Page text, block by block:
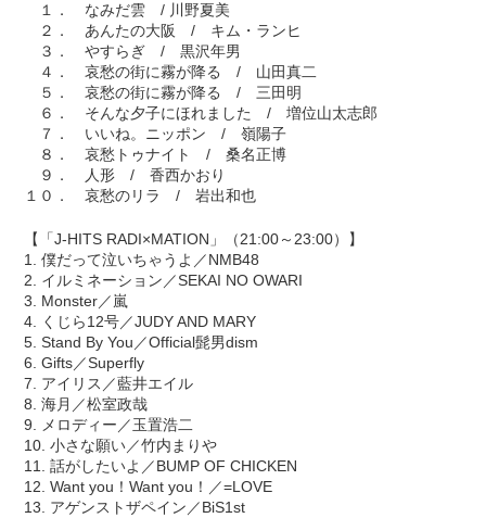
１． なみだ雲 / 川野夏美
２． あんたの大阪 / キム・ランヒ
３． やすらぎ / 黒沢年男
４． 哀愁の街に霧が降る / 山田真二
５． 哀愁の街に霧が降る / 三田明
６． そんな夕子にほれました / 増位山太志郎
７． いいね。ニッポン / 嶺陽子
８． 哀愁トゥナイト / 桑名正博
９． 人形 / 香西かおり
１０． 哀愁のリラ / 岩出和也
【「J-HITS RADI×MATION」（21:00～23:00）】
1. 僕だって泣いちゃうよ／NMB48
2. イルミネーション／SEKAI NO OWARI
3. Monster／嵐
4. くじら12号／JUDY AND MARY
5. Stand By You／Official髭男dism
6. Gifts／Superfly
7. アイリス／藍井エイル
8. 海月／松室政哉
9. メロディー／玉置浩二
10. 小さな願い／竹内まりや
11. 話がしたいよ／BUMP OF CHICKEN
12. Want you！Want you！／=LOVE
13. アゲンストザペイン／BiS1st